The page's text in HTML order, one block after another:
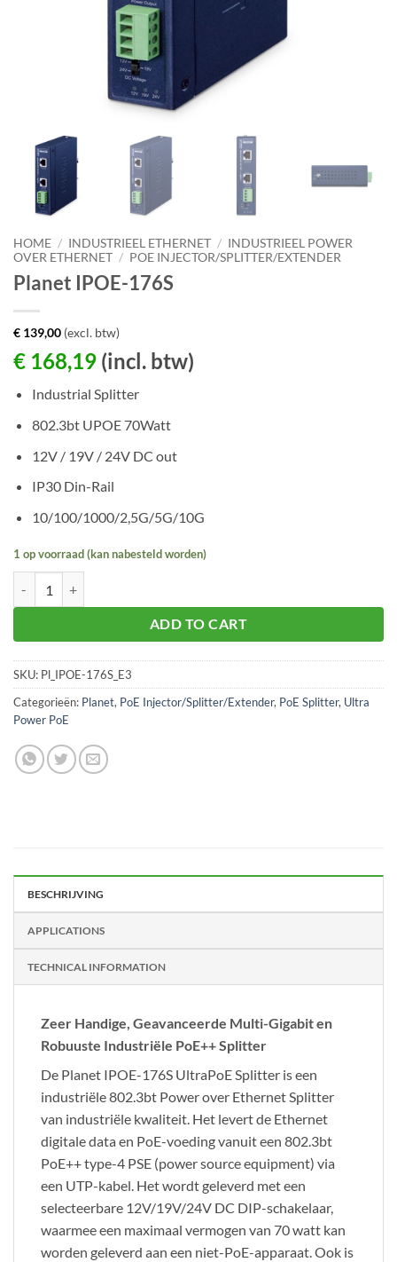
HOME / INDUSTRIEEL ETHERNET / INDUSTRIEEL POWER
OVER ETHERNET / POE INJECTOR/SPLITTER/EXTENDER
Planet IPOE-176S
€ 139,00 (excl. btw)
€ 168,19 (incl. btw)
Industrial Splitter
802.3bt UPOE 70Watt
12V / 19V / 24V DC out
IP30 Din-Rail
10/100/1000/2,5G/5G/10G
1 op voorraad (kan nabesteld worden)
ADD TO CART
SKU: Pl_IPOE-176S_E3
Categorieën: Planet, PoE Injector/Splitter/Extender, PoE Splitter, Ultra
Power PoE
BESCHRIJVING
APPLICATIONS
TECHNICAL INFORMATION
Zeer Handige, Geavanceerde Multi-Gigabit en
Robuuste Industriële PoE++ Splitter
De Planet IPOE-176S UltraPoE Splitter is een
industriële 802.3bt Power over Ethernet Splitter
van industriële kwaliteit. Het levert de Ethernet
digitale data en PoE-voeding vanuit een 802.3bt
PoE++ type-4 PSE (power source equipment) via
een UTP-kabel. Het wordt geleverd met een
selecteerbare 12V/19V/24V DC DIP-schakelaar,
waarmee een maximaal vermogen van 70 watt kan
worden geleverd aan een niet-PoE-apparaat. Ook is